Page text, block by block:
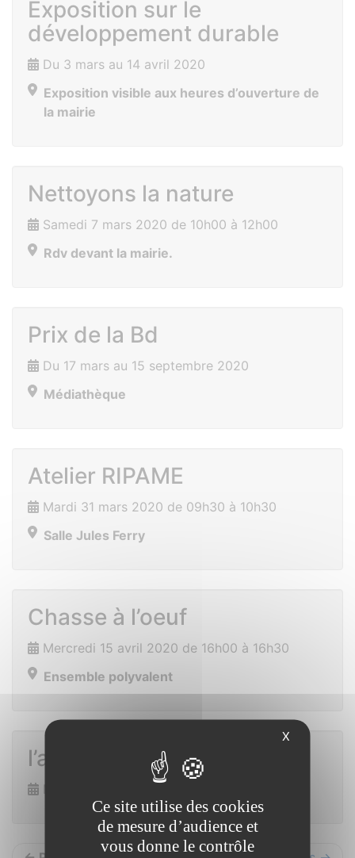
Exposition sur le
développement durable
Du 3 mars au 14 avril 2020
Exposition visible aux heures d’ouverture de
la mairie
Nettoyons la nature
Samedi 7 mars 2020 de 10h00 à 12h00
Rdv devant la mairie.
Prix de la Bd
Du 17 mars au 15 septembre 2020
Médiathèque
Atelier RIPAME
Mardi 31 mars 2020 de 09h30 à 10h30
Salle Jules Ferry
Chasse à l’oeuf
Mercredi 15 avril 2020 de 16h00 à 16h30
Ensemble polyvalent
l’armoire à jeux
Mercredi 22 avril 2020 de 10h00 à 16h00
X
Ce site utilise des cookies
de mesure d’audience et
vous donne le contrôle